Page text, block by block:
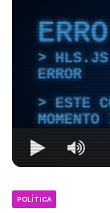
HLS.JS
ERROR
ESTE
POLÍTICA